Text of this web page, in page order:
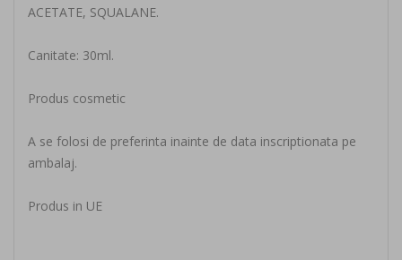
ACETATE, SQUALANE.
Canitate: 30ml.
Produs cosmetic
A se folosi de preferinta inainte de data inscriptionata pe
ambalaj.
Produs in UE